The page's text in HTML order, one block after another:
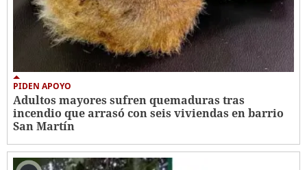
PIDEN APOYO
Adultos mayores sufren quemaduras tras
incendio que arrasó con seis viviendas en barrio
San Martín